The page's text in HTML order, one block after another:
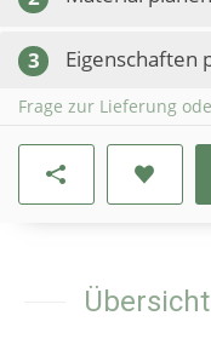
3 Eigenschaften
Frage zur Lieferung